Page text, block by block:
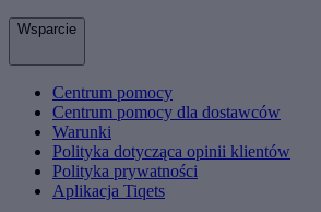
Wsparcie
Centrum pomocy
Centrum pomocy dla dostawców
Warunki
Polityka dotycząca opinii klientów
Polityka prywatności
Aplikacja Tiqets